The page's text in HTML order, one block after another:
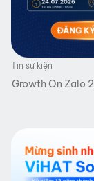
Tin sự kiện
Growth On Zalo